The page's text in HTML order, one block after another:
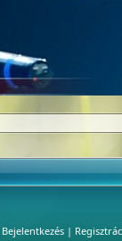
Bejelentkezés|